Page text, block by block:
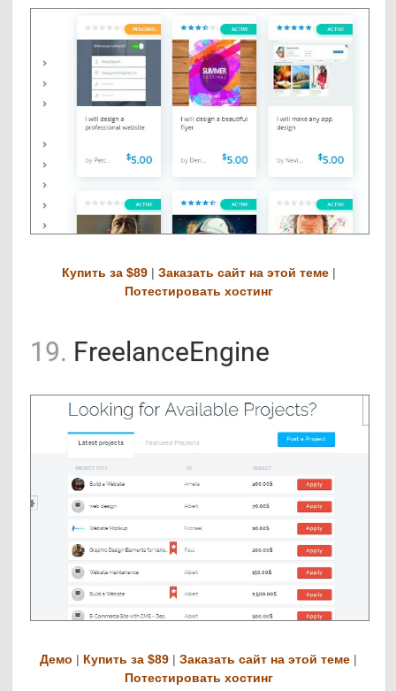
Купить за $89| Заказать сайт на этой теме|
Потестировать хостинг
19. FreelanceEngine
Демо | Купить за $89 |Заказать сайт на этой теме |
Потестировать хостинг